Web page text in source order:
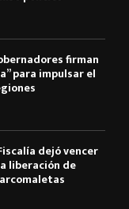
firman
para impulsar el
dejó vencer
liberación de